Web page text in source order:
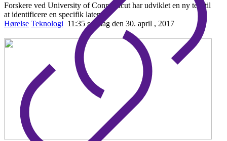
Forskere ved University of Connecticut har udviklet en ny test til
at identificere en specifik laten
Hørelse Teknologi 11:35 søndag den 30. april , 2017